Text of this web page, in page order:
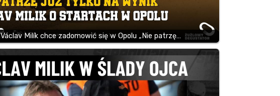
Václav Milík chce zadomowić się w Opolu „Nie patrzę…